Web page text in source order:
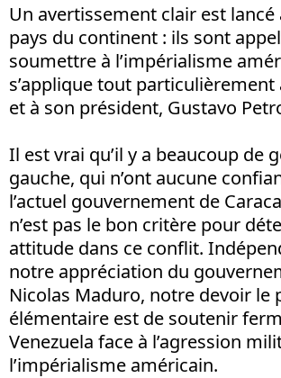
Un avertissement clair est lancé
pays du continent : ils sont
soumettre à l’impérialisme
s’applique tout particulièrement
et à son président, Gustavo
Il est vrai qu’il y a beaucoup de
gauche, qui n’ont aucune
l’actuel gouvernement de
n’est pas le bon critère pour
attitude dans ce conflit.
notre appréciation du
Nicolas Maduro, notre devoir le
élémentaire est de soutenir
Venezuela face à l’agression
l’impérialisme américain.